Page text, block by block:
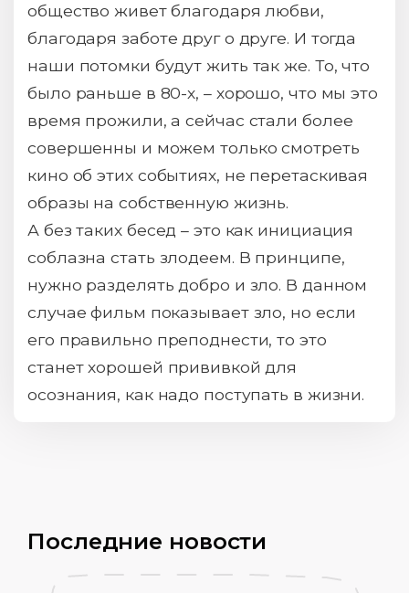
общество живет благодаря любви,
благодаря заботе друг о друге. И тогда
наши потомки будут жить так же. То, что
было раньше в 80-х, – хорошо, что мы это
время прожили, а сейчас стали более
совершенны и можем только смотреть
кино об этих событиях, не перетаскивая
образы на собственную жизнь.
А без таких бесед – это как инициация
соблазна стать злодеем. В принципе,
нужно разделять добро и зло. В данном
случае фильм показывает зло, но если
его правильно преподнести, то это
станет хорошей прививкой для
осознания, как надо поступать в жизни.
Последние новости